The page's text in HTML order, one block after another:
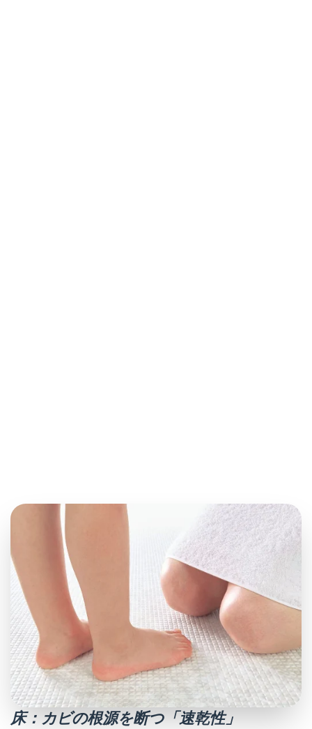
床：カビの根源を断つ「速乾性」